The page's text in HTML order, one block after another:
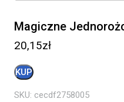
Magiczne
20,15zł
KUP
SKU: cecdf2758005